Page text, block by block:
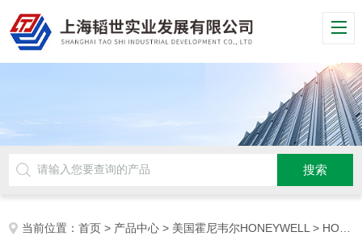
当前位置：首页 > 产品中心 > 美国霍尼韦尔HONEYWELL> HONEYWELL计时表